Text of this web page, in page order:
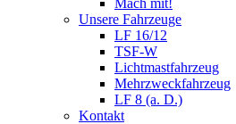
Unsere Fahrzeuge
LF 16/12
TSF-W
Lichtmastfahrzeug
Mehrzweckfahrzeug
LF 8 (a. D.)
Kontakt